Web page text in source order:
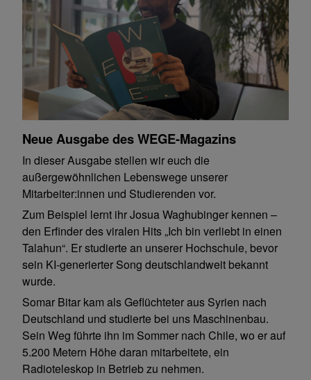
Neue Ausgabe des WEGE-Magazins
In dieser Ausgabe stellen wir euch die
außergewöhnlichen Lebenswege unserer
Mitarbeiter:innen und Studierenden vor.
Zum Beispiel lernt ihr Josua Waghubinger kennen –
den Erfinder des viralen Hits „Ich bin verliebt in einen
Talahun“. Er studierte an unserer Hochschule, bevor
sein KI-generierter Song deutschlandweit bekannt
wurde.
Somar Bitar kam als Geflüchteter aus Syrien nach
Deutschland und studierte bei uns Maschinenbau.
Sein Weg führte ihn im Sommer nach Chile, wo er auf
5.200 Metern Höhe daran mitarbeitete, ein
Radioteleskop in Betrieb zu nehmen.